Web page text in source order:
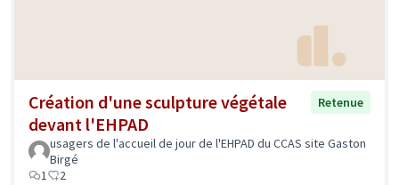
Création d'une sculpture végétale
devant l'EHPAD
Retenue
usagers de l'accueil de jour de l'EHPAD du CCAS site Gaston
Birgé
1
2